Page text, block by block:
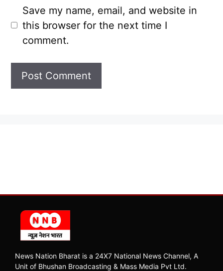
Save my name, email, and website in
this browser for the next time I
comment.
News Nation Bharat is a 24X7 National News Channel, A
Unit of Bhushan Broadcasting & Mass Media Pvt Ltd.